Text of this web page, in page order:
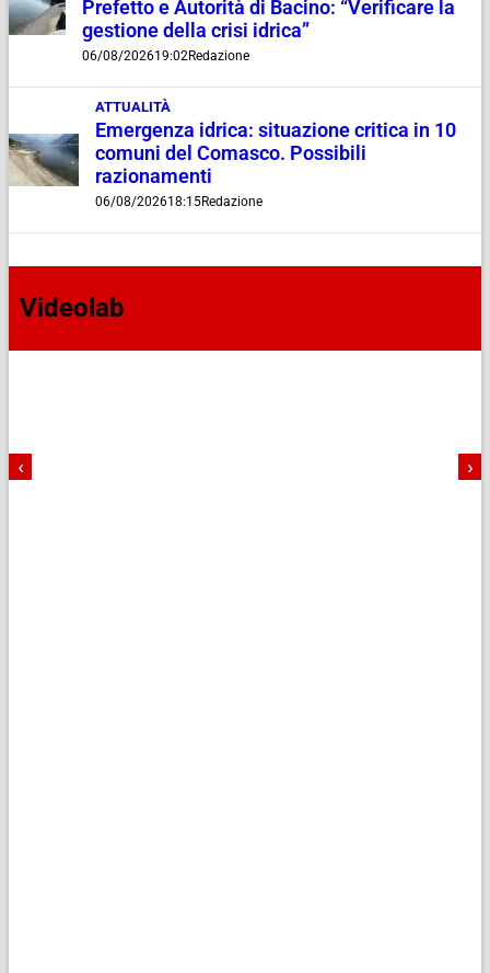
Prefetto e Autorità di Bacino: “Verificare la
gestione della crisi idrica”
06/08/202619:02Redazione
ATTUALITÀ
Emergenza idrica: situazione critica in 10
comuni del Comasco. Possibili
razionamenti
06/08/202618:15Redazione
Videolab
‹ ›